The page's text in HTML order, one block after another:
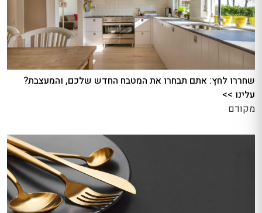
שחררו לחץ: אתם תבחרו את המטבח החדש שלכם, והמעצבת?
עלינו >>
מקודם